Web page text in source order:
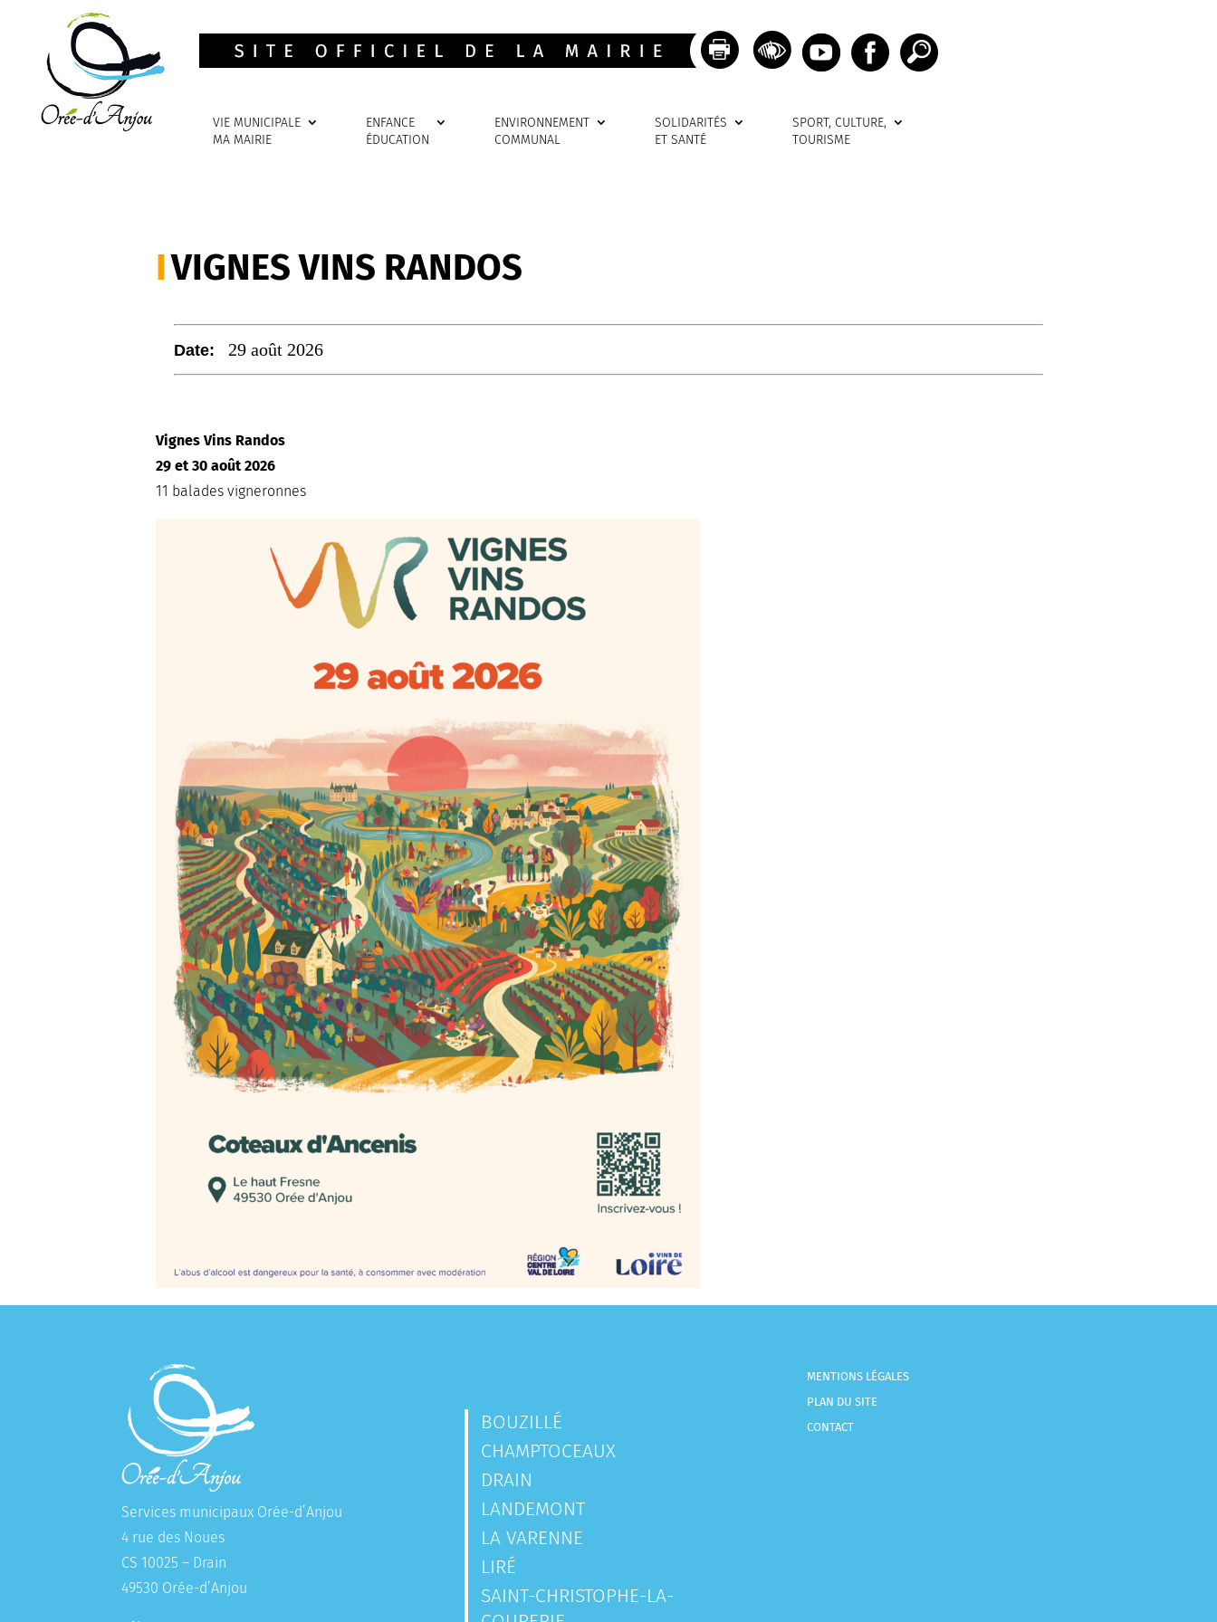
VIE MUNICIPALE
MA MAIRIE
ENFANCE
ÉDUCATION
ENVIRONNEMENT
COMMUNAL
SOLIDARITÉS
ET SANTÉ
SPORT, CULTURE,
TOURISME
VIGNES VINS RANDOS
Date: 29 août 2026
Vignes Vins Randos
29 et 30 août 2026
11 balades vigneronnes
Services municipaux Orée-d’Anjou
4 rue des Noues
CS 10025 – Drain
49530 Orée-d’Anjou
BOUZILLÉ
CHAMPTOCEAUX
DRAIN
LANDEMONT
LA VARENNE
LIRÉ
SAINT-CHRISTOPHE-LA-
MENTIONS LÉGALES
PLAN DU SITE
CONTACT